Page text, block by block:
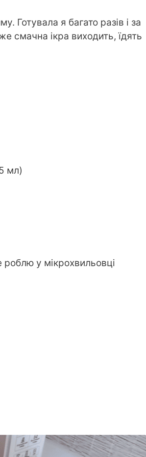
Готувала я багато разів і за
смачна ікра виходить, їдять
мл)
роблю у мікрохвильовці